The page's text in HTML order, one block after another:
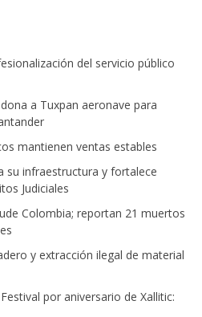
del servicio público
a Tuxpan aeronave para
mantienen ventas estables
su infraestructura y fortalece
Judiciales
Colombia; reportan 21 muertos
y extracción ilegal de material
por aniversario de Xallitic: